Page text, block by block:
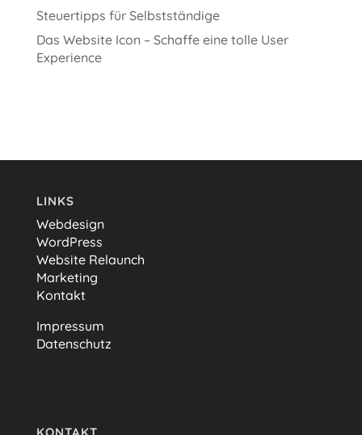
Steuertipps für Selbstständige
Das Website Icon – Schaffe eine tolle User
Experience
LINKS
Webdesign
WordPress
Website Relaunch
Marketing
Kontakt
Impressum
Datenschutz